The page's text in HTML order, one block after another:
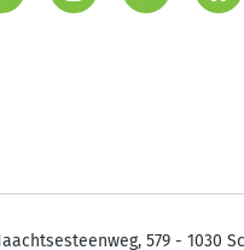
579 - 1030